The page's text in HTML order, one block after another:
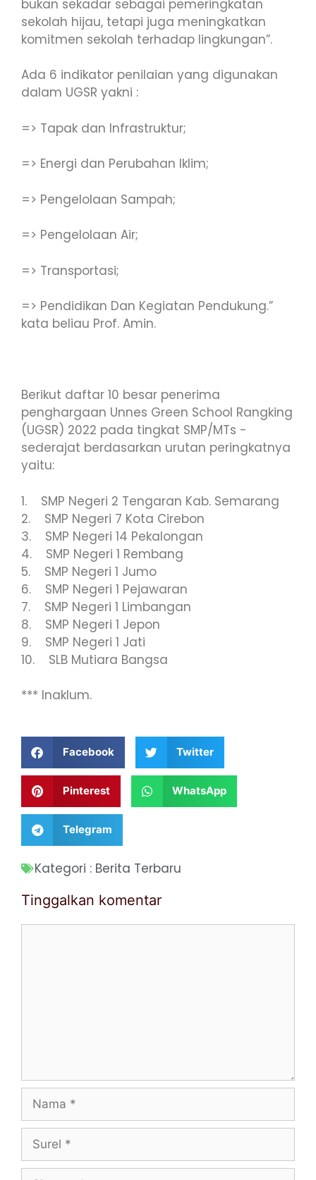
bukan sekadar sebagai pemeringkatan
sekolah hijau, tetapi juga meningkatkan
komitmen sekolah terhadap lingkungan”.
Ada 6 indikator penilaian yang digunakan
dalam UGSR yakni :
=> Tapak dan Infrastruktur;
=> Energi dan Perubahan Iklim;
=> Pengelolaan Sampah;
=> Pengelolaan Air;
=> Transportasi;
=> Pendidikan Dan Kegiatan Pendukung.”
kata beliau Prof. Amin.
Berikut daftar 10 besar penerima
penghargaan Unnes Green School Rangking
(UGSR) 2022 pada tingkat SMP/MTs -
sederajat berdasarkan urutan peringkatnya
yaitu:
1. SMP Negeri 2 Tengaran Kab. Semarang
2. SMP Negeri 7 Kota Cirebon
3. SMP Negeri 14 Pekalongan
4. SMP Negeri 1 Rembang
5. SMP Negeri 1 Jumo
6. SMP Negeri 1 Pejawaran
7. SMP Negeri 1 Limbangan
8. SMP Negeri 1 Jepon
9. SMP Negeri 1 Jati
10. SLB Mutiara Bangsa
*** Inaklum.
Facebook Twitter
Pinterest WhatsApp
Telegram
Kategori : Berita Terbaru
Tinggalkan komentar